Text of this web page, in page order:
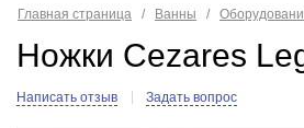
Главная страница Ванны
Ножки Cezares
Написать отзыв Задать вопрос